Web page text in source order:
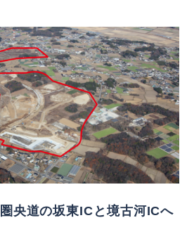
央道の坂東ICと境古河ICへ